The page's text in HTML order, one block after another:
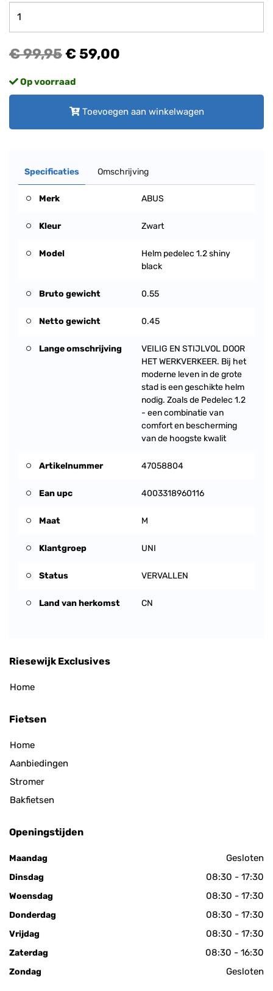
€ 99,95€ 59,00
Op voorraad
Toevoegen aan winkelwagen
Specificaties Omschrijving
Merk ABUS
Kleur Zwart
Model
Helm pedelec 1.2 shiny
black
Bruto gewicht 0.55
Netto gewicht 0.45
Lange omschrijving
VEILIG EN STIJLVOL DOOR
HET WERKVERKEER. Bij het
moderne leven in de grote
stad is een geschikte helm
nodig. Zoals de Pedelec 1.2
- een combinatie van
comfort en bescherming
van de hoogste kwalit
Artikelnummer 47058804
Ean upc 4003318960116
Maat M
Klantgroep UNI
Status VERVALLEN
Land van herkomst CN
Riesewijk Exclusives
Home
Fietsen
Home
Aanbiedingen
Stromer
Bakfietsen
Openingstijden
Maandag Gesloten
Dinsdag 08:30 - 17:30
Woensdag 08:30 - 17:30
Donderdag 08:30 - 17:30
Vrijdag 08:30 - 17:30
Zaterdag 08:30 - 16:30
Zondag Gesloten